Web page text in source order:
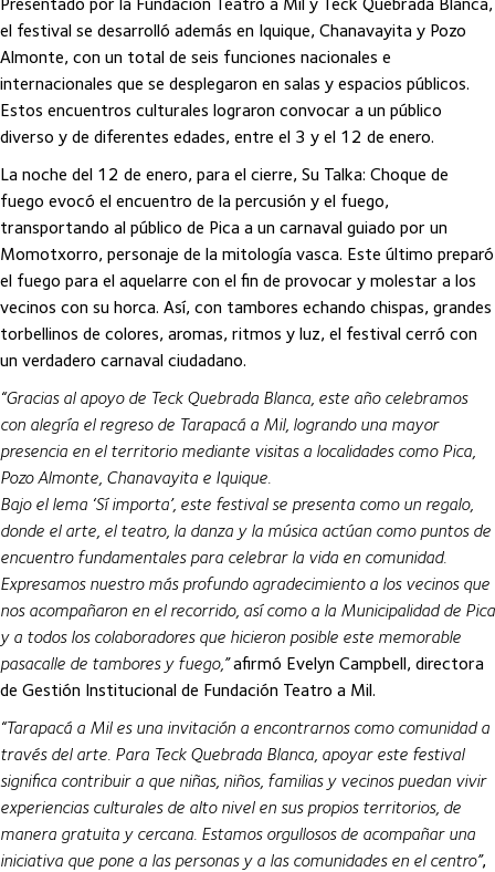
el festival se desarrolló además en Iquique, Chanavayita y Pozo
Almonte, con un total de seis funciones nacionales e
internacionales que se desplegaron en salas y espacios públicos.
Estos encuentros culturales lograron convocar a un público
diverso y de diferentes edades, entre el 3 y el 12 de enero.
La noche del 12 de enero, para el cierre, Su Talka: Choque de
fuego evocó el encuentro de la percusión y el fuego,
transportando al público de Pica a un carnaval guiado por un
Momotxorro, personaje de la mitología vasca. Este último preparó
el fuego para el aquelarre con el fin de provocar y molestar a los
vecinos con su horca. Así, con tambores echando chispas, grandes
torbellinos de colores, aromas, ritmos y luz, el festival cerró con
un verdadero carnaval ciudadano.
“Gracias al apoyo de Teck Quebrada Blanca, este año celebramos
con alegría el regreso de Tarapacá a Mil, logrando una mayor
presencia en el territorio mediante visitas a localidades como Pica,
Pozo Almonte, Chanavayita e Iquique.
Bajo el lema ‘Sí importa’, este festival se presenta como un regalo,
donde el arte, el teatro, la danza y la música actúan como puntos de
encuentro fundamentales para celebrar la vida en comunidad.
Expresamos nuestro más profundo agradecimiento a los vecinos que
nos acompañaron en el recorrido, así como a la Municipalidad de Pica
y a todos los colaboradores que hicieron posible este memorable
pasacalle de tambores y fuego,”afirmó Evelyn Campbell, directora
de Gestión Institucional de Fundación Teatro a Mil.
“Tarapacá a Mil es una invitación a encontrarnos como comunidad a
través del arte. Para Teck Quebrada Blanca, apoyar este festival
significa contribuir a que niñas, niños, familias y vecinos puedan vivir
experiencias culturales de alto nivel en sus propios territorios, de
manera gratuita y cercana. Estamos orgullosos de acompañar una
iniciativa que pone a las personas y a las comunidades en el centro”,